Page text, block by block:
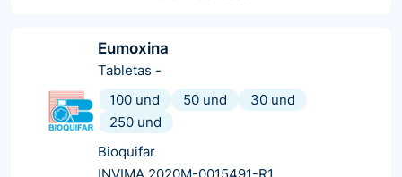
Eumoxina
Tabletas -
100 und
50 und
30 und
250 und
Bioquifar
INVIMA 2020M-0015491-R1